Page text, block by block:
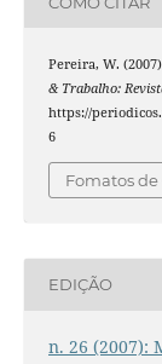
Pereira, W.
& Trabalho:
https://
6
Fomatos
EDIÇÃO
n. 26 (2007):